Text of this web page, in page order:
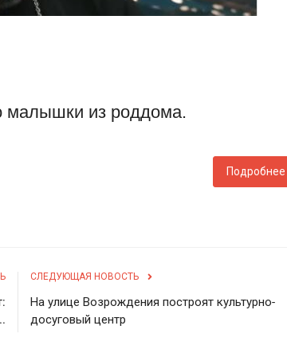
малышки из роддома.
Подробнее
СЛЕДУЮЩАЯ НОВОСТЬ
На улице Возрождения построят культурно-
досуговый центр